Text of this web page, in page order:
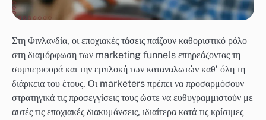
Στη Φινλανδία, οι εποχιακές τάσεις παίζουν καθοριστικό ρόλο
στη διαμόρφωση των marketing funnels επηρεάζοντας τη
συμπεριφορά και την εμπλοκή των καταναλωτών καθ’ όλη τη
διάρκεια του έτους. Οι marketers πρέπει να προσαρμόσουν
στρατηγικά τις προσεγγίσεις τους ώστε να ευθυγραμμιστούν με
αυτές τις εποχιακές διακυμάνσεις, ιδιαίτερα κατά τις κρίσιμες